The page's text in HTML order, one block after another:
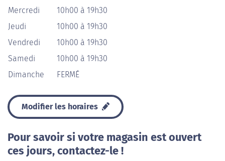
Mercredi
10h00 à 19h30
Jeudi
10h00 à 19h30
Vendredi
10h00 à 19h30
Samedi
10h00 à 19h30
Dimanche
FERMÉ
Modifier les horaires
Pour savoir si votre magasin est ouvert
ces jours, contactez-le !